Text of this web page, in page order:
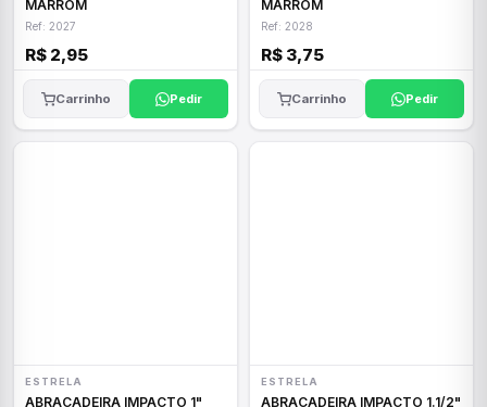
MARROM
Ref: 2027
R$ 2,95
Carrinho Pedir
MARROM
Ref: 2028
R$ 3,75
Carrinho Pedir
ESTRELA
ABRACADEIRA IMPACTO 1"
ESTRELA
ABRACADEIRA IMPACTO 1.1/2"